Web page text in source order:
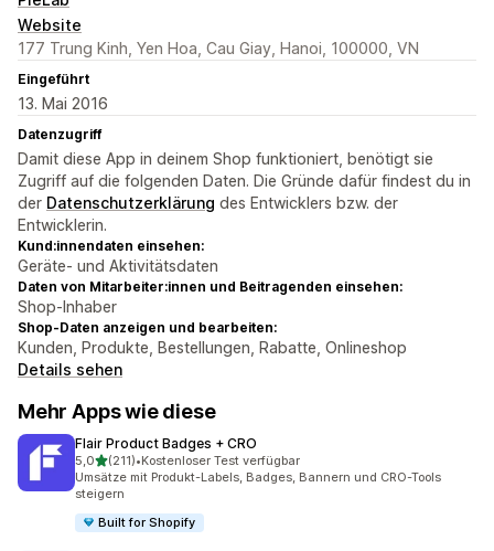
Website
177 Trung Kinh, Yen Hoa, Cau Giay, Hanoi, 100000, VN
Eingeführt
13. Mai 2016
Datenzugriff
Damit diese App in deinem Shop funktioniert, benötigt sie
Zugriff auf die folgenden Daten. Die Gründe dafür findest du in
der Datenschutzerklärung des Entwicklers bzw. der
Entwicklerin.
Kund:innendaten einsehen:
Geräte- und Aktivitätsdaten
Daten von Mitarbeiter:innen und Beitragenden einsehen:
Shop-Inhaber
Shop-Daten anzeigen und bearbeiten:
Kunden, Produkte, Bestellungen, Rabatte, Onlineshop
Details sehen
Mehr Apps wie diese
Flair Product Badges + CRO
5,0von 5 Sternen
(211)
211 Rezensionen insgesamt
•Kostenloser Test verfügbar
Umsätze mit Produkt-Labels, Badges, Bannern und CRO-Tools
steigern
Built for Shopify